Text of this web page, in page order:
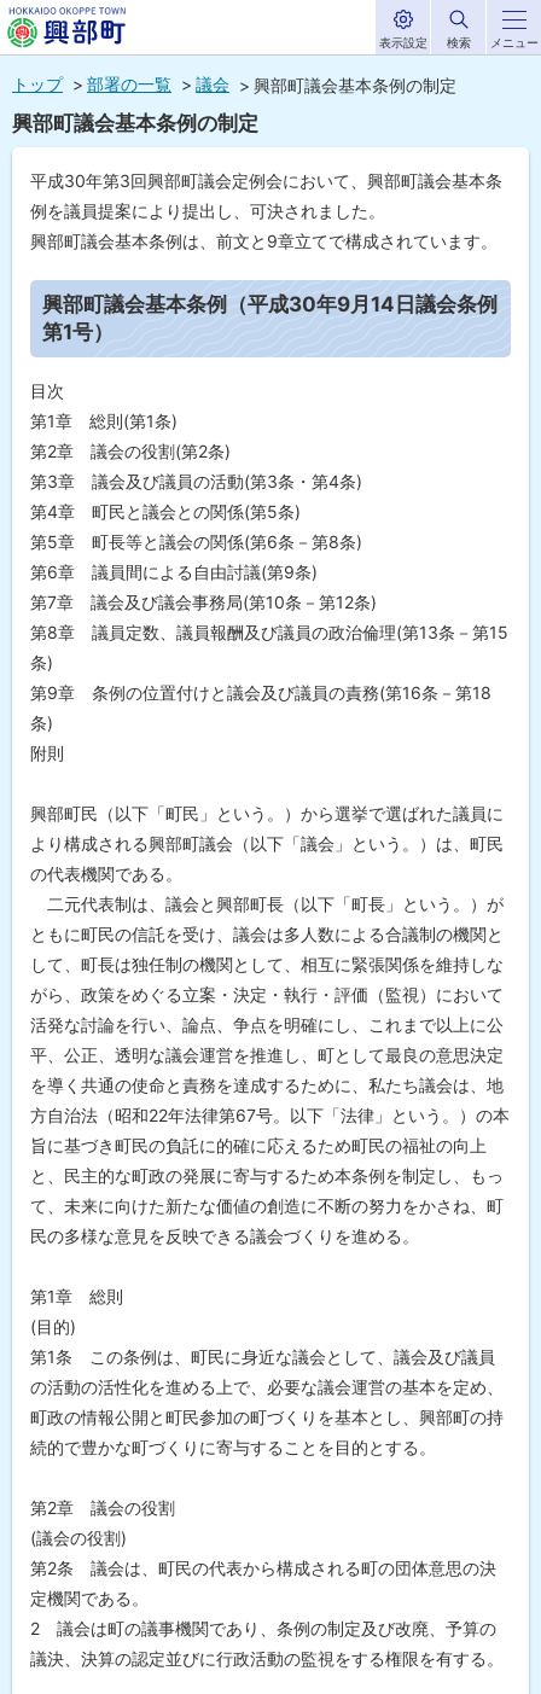
へ
北海道興部
町
HOKKAIDO OKOPPE TOWN
メニュー
表示設定
内
検索
トップ 部署の一覧 議会 興部町議会基本条例の制定
興部町議会基本条例の制定
平成30年第3回興部町議会定例会において、興部町議会基本条
例を議員提案により提出し、可決されました。
興部町議会基本条例は、前文と9章立てで構成されています。
ペ
ー
ジ
内
目
興
部
町
議
会
基
本
条
例
（
平
3
0
年
9
月
14
日
条
第
1
号
）
問
合
わ
せ
先
・
担
当
窓
口
興部町議会基本条例（平成30年9月14日議会条例
第1号）
目次
第1章 総則(第1条)
第2章 議会の役割(第2条)
第3章 議会及び議員の活動(第3条・第4条)
第4章 町民と議会との関係(第5条)
第5章 町長等と議会の関係(第6条－第8条)
第6章 議員間による自由討議(第9条)
第7章 議会及び議会事務局(第10条－第12条)
第8章 議員定数、議員報酬及び議員の政治倫理(第13条－第15
条)
第9章 条例の位置付けと議会及び議員の責務(第16条－第18
条)
附則
興部町民（以下「町民」という。）から選挙で選ばれた議員に
より構成される興部町議会（以下「議会」という。）は、町民
の代表機関である。
二元代表制は、議会と興部町長（以下「町長」という。）が
ともに町民の信託を受け、議会は多人数による合議制の機関と
して、町長は独任制の機関として、相互に緊張関係を維持しな
がら、政策をめぐる立案・決定・執行・評価（監視）において
活発な討論を行い、論点、争点を明確にし、これまで以上に公
平、公正、透明な議会運営を推進し、町として最良の意思決定
を導く共通の使命と責務を達成するために、私たち議会は、地
方自治法（昭和22年法律第67号。以下「法律」という。）の本
旨に基づき町民の負託に的確に応えるため町民の福祉の向上
と、民主的な町政の発展に寄与するため本条例を制定し、もっ
て、未来に向けた新たな価値の創造に不断の努力をかさね、町
民の多様な意見を反映できる議会づくりを進める。
第1章 総則
(目的)
第1条 この条例は、町民に身近な議会として、議会及び議員
の活動の活性化を進める上で、必要な議会運営の基本を定め、
町政の情報公開と町民参加の町づくりを基本とし、興部町の持
続的で豊かな町づくりに寄与することを目的とする。
第2章 議会の役割
(議会の役割)
第2条 議会は、町民の代表から構成される町の団体意思の決
定機関である。
2 議会は町の議事機関であり、条例の制定及び改廃、予算の
議決、決算の認定並びに行政活動の監視をする権限を有する。